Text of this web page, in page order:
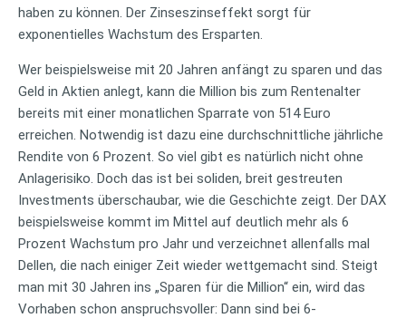
haben zu können. Der Zinseszinseffekt sorgt für
exponentielles Wachstum des Ersparten.
Wer beispielsweise mit 20 Jahren anfängt zu sparen und das
Geld in Aktien anlegt, kann die Million bis zum Rentenalter
bereits mit einer monatlichen Sparrate von 514 Euro
erreichen. Notwendig ist dazu eine durchschnittliche jährliche
Rendite von 6 Prozent. So viel gibt es natürlich nicht ohne
Anlagerisiko. Doch das ist bei soliden, breit gestreuten
Investments überschaubar, wie die Geschichte zeigt. Der DAX
beispielsweise kommt im Mittel auf deutlich mehr als 6
Prozent Wachstum pro Jahr und verzeichnet allenfalls mal
Dellen, die nach einiger Zeit wieder wettgemacht sind. Steigt
man mit 30 Jahren ins „Sparen für die Million“ ein, wird das
Vorhaben schon anspruchsvoller: Dann sind bei 6-